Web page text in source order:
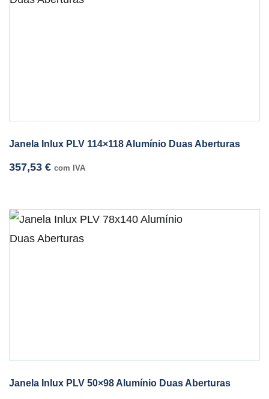
Janela Inlux PLV 114×118 Alumínio Duas Aberturas
357,53 € com IVA
Janela Inlux PLV 50×98 Alumínio Duas Aberturas